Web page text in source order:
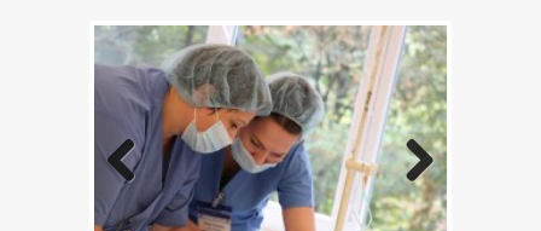
Previo
us
Next